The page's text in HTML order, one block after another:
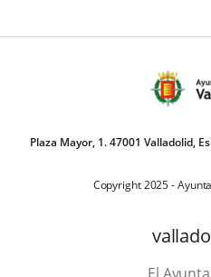
Plaza Mayor, 1. 47001 Valladolid,
Copyright 2025 -